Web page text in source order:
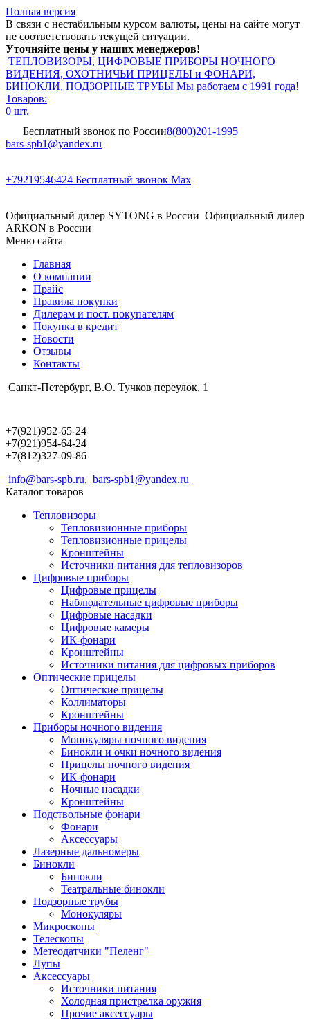
Полная версия
В связи с нестабильным курсом валюты, цены на сайте могут
не соответствовать текущей ситуации.
Уточняйте цены у наших менеджеров!
ТЕПЛОВИЗОРЫ, ЦИФРОВЫЕ ПРИБОРЫ НОЧНОГО
ВИДЕНИЯ, ОХОТНИЧЬИ ПРИЦЕЛЫ и ФОНАРИ,
БИНОКЛИ, ПОДЗОРНЫЕ ТРУБЫ Мы работаем с 1991 года!
Товаров:
0 шт.
Бесплатный звонок по России8(800)201-1995
bars-spb1@yandex.ru
+79219546424 Бесплатный звонок Max
Официальный дилер SYTONG в России Официальный дилер
ARKON в России
Меню сайта
Главная
О компании
Прайс
Правила покупки
Дилерам и пост. покупателям
Покупка в кредит
Новости
Отзывы
Контакты
Санкт-Петербург, В.О. Тучков переулок, 1
+7(921)952-65-24
+7(921)954-64-24
+7(812)327-09-86
info@bars-spb.ru, bars-spb1@yandex.ru
Каталог товаров
Тепловизоры
Тепловизионные приборы
Тепловизионные прицелы
Кронштейны
Источники питания для тепловизоров
Цифровые приборы
Цифровые прицелы
Наблюдательные цифровые приборы
Цифровые насадки
Цифровые камеры
ИК-фонари
Кронштейны
Источники питания для цифровых приборов
Оптические прицелы
Оптические прицелы
Коллиматоры
Кронштейны
Приборы ночного видения
Монокуляры ночного видения
Бинокли и очки ночного видения
Прицелы ночного видения
ИК-фонари
Ночные насадки
Кронштейны
Подствольные фонари
Фонари
Аксессуары
Лазерные дальномеры
Бинокли
Бинокли
Театральные бинокли
Подзорные трубы
Монокуляры
Микроскопы
Телескопы
Метеодатчики "Пеленг"
Лупы
Аксессуары
Источники питания
Холодная пристрелка оружия
Прочие аксессуары